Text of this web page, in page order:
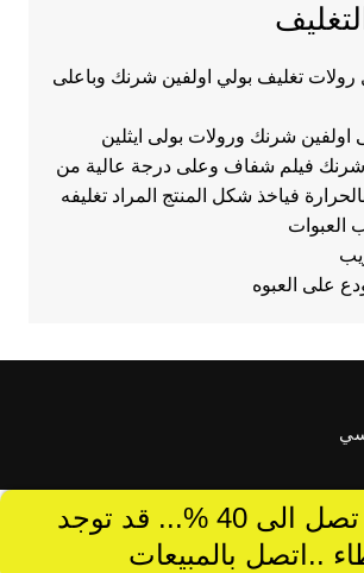
تغليف بولي اولفين شرنك وباعلى
اولفين شرنك ورولات بولى ايثلين
فيلم شفاف وعلى درجة عالية من
فياخذ شكل المنتج المراد تغليفه
العبوات
على العبوه
خصومات تصل الى 40 %... قد توجد
..اتصل بالمبيعات